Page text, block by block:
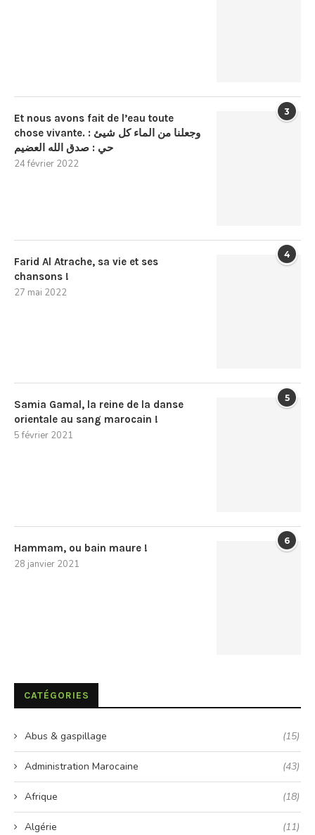
3
Et nous avons fait de l’eau toute
chose vivante. : وجعلنا من الماء كل شيئ
حي : صدق الله العضيم
24 février 2022
4
Farid Al Atrache, sa vie et ses
chansons !
27 mai 2022
5
Samia Gamal, la reine de la danse
orientale au sang marocain !
5 février 2021
6
Hammam, ou bain maure !
28 janvier 2021
CATÉGORIES
Abus & gaspillage (15)
Administration Marocaine (43)
Afrique (18)
Algérie (11)